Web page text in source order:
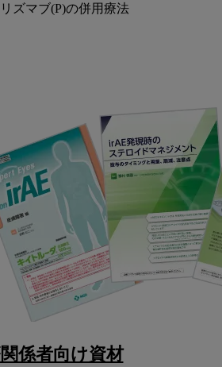
ズマブ(P)の併用療法
係者向け資材